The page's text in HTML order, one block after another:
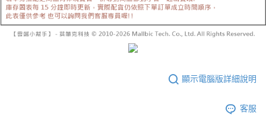
顯示電腦版詳細說明
客服